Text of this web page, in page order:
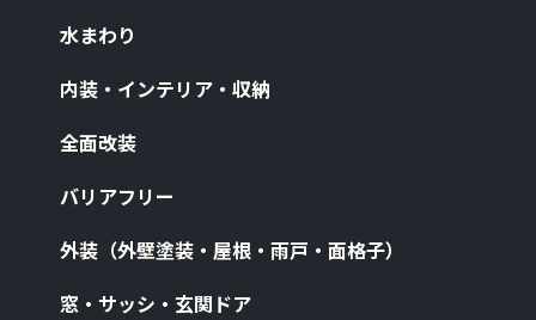
⽔まわり
内装・インテリア・収納
全⾯改装
バリアフリー
外装（外壁塗装・屋根・⾬⼾・⾯格⼦）
窓・サッシ・⽞関ドア